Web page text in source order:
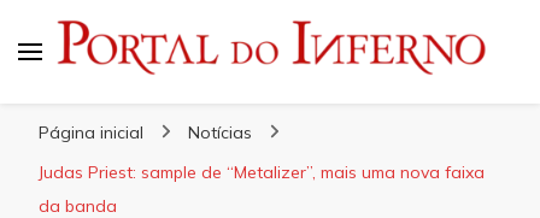
Página inicial
Notícias
Judas Priest: sample de “Metalizer”, mais uma nova faixa
da banda